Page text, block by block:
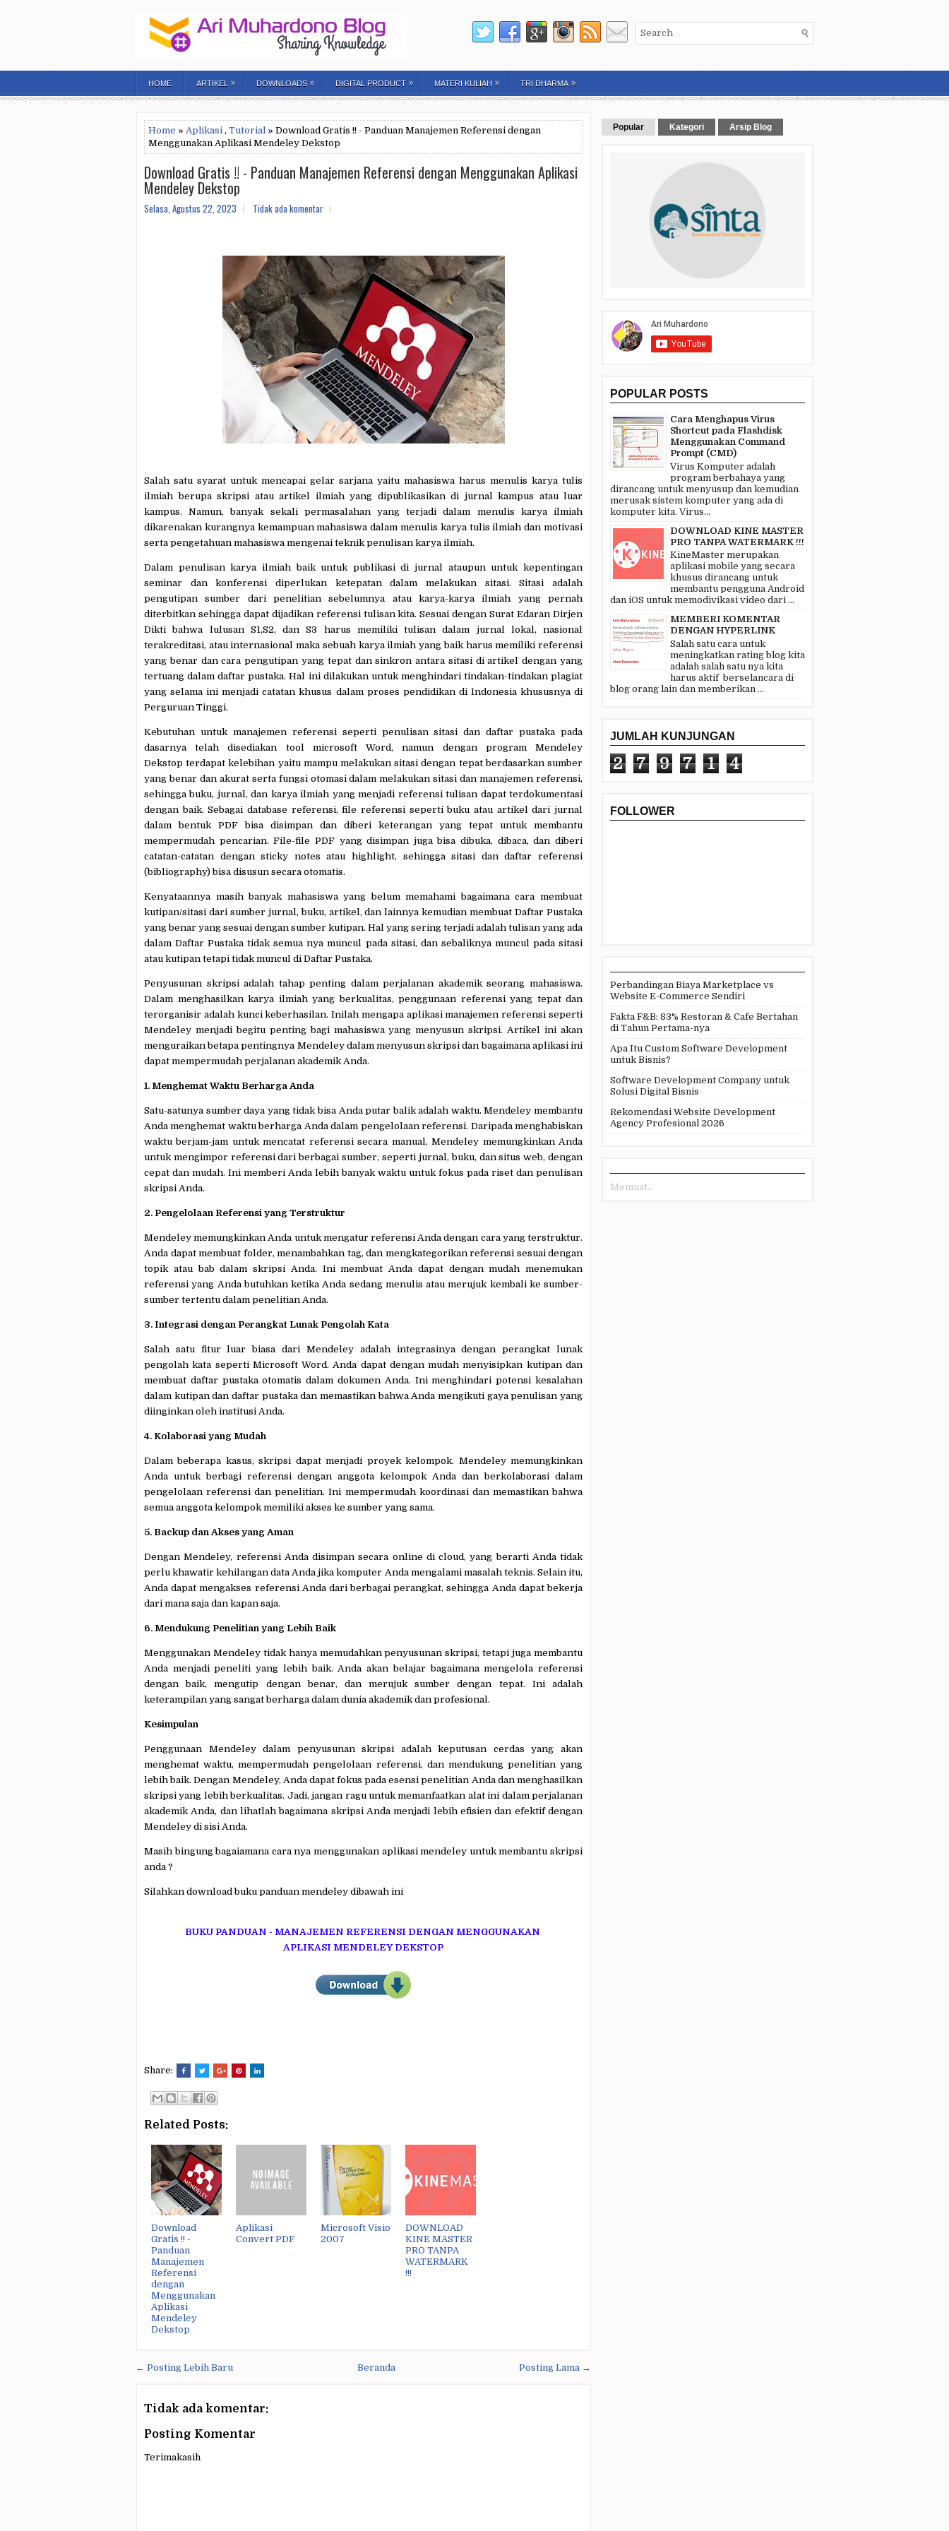
HOME ARTIKEL » DOWNLOADS » DIGITAL PRODUCT » MATERI KULIAH » TRI DHARMA »
Home » Aplikasi , Tutorial » Download Gratis !! - Panduan Manajemen Referensi dengan
Menggunakan Aplikasi Mendeley Dekstop
Download Gratis !! - Panduan Manajemen Referensi dengan Menggunakan Aplikasi
Mendeley Dekstop
Selasa, Agustus 22, 2023 Tidak ada komentar
Salah satu syarat untuk mencapai gelar sarjana yaitu mahasiswa harus menulis karya tulis
ilmiah berupa skripsi atau artikel ilmiah yang dipublikasikan di jurnal kampus atau luar
kampus. Namun, banyak sekali permasalahan yang terjadi dalam menulis karya ilmiah
dikarenakan kurangnya kemampuan mahasiswa dalam menulis karya tulis ilmiah dan motivasi
serta pengetahuan mahasiswa mengenai teknik penulisan karya ilmiah.
Dalam penulisan karya ilmiah baik untuk publikasi di jurnal ataupun untuk kepentingan
seminar dan konferensi diperlukan ketepatan dalam melakukan sitasi. Sitasi adalah
pengutipan sumber dari penelitian sebelumnya atau karya-karya ilmiah yang pernah
diterbitkan sehingga dapat dijadikan referensi tulisan kita. Sesuai dengan Surat Edaran Dirjen
Dikti bahwa lulusan S1,S2, dan S3 harus memiliki tulisan dalam jurnal lokal, nasional
terakreditasi, atau internasional maka sebuah karya ilmiah yang baik harus memiliki referensi
yang benar dan cara pengutipan yang tepat dan sinkron antara sitasi di artikel dengan yang
tertuang dalam daftar pustaka. Hal ini dilakukan untuk menghindari tindakan-tindakan plagiat
yang selama ini menjadi catatan khusus dalam proses pendidikan di Indonesia khususnya di
Perguruan Tinggi.
Kebutuhan untuk manajemen referensi seperti penulisan sitasi dan daftar pustaka pada
dasarnya telah disediakan tool microsoft Word, namun dengan program Mendeley
Dekstop terdapat kelebihan yaitu mampu melakukan sitasi dengan tepat berdasarkan sumber
yang benar dan akuratserta fungsi otomasi dalam melakukan sitasi dan manajemen referensi,
sehingga buku, jurnal, dan karya ilmiah yang menjadi referensi tulisan dapat terdokumentasi
dengan baik.Sebagai database referensi, file referensi seperti buku atau artikel dari jurnal
dalam bentuk PDF bisa disimpan dan diberi keterangan yang tepat untuk membantu
mempermudah pencarian. File-file PDF yang disimpan juga bisa dibuka, dibaca, dan diberi
catatan-catatan dengan sticky notes atau highlight, sehingga sitasi dan daftar referensi
(bibliography) bisa disusun secara otomatis.
Kenyataannya masih banyak mahasiswa yang belum memahami bagaimana cara membuat
kutipan/sitasi dari sumber jurnal, buku, artikel, dan lainnya kemudian membuat Daftar Pustaka
yang benar yang sesuai dengan sumber kutipan. Hal yang sering terjadi adalah tulisan yang ada
dalam Daftar Pustaka tidak semua nya muncul pada sitasi, dan sebaliknya muncul pada sitasi
atau kutipan tetapi tidak muncul di Daftar Pustaka.
Penyusunan skripsi adalah tahap penting dalam perjalanan akademik seorang mahasiswa.
Dalam menghasilkan karya ilmiah yang berkualitas, penggunaan referensi yang tepat dan
terorganisir adalah kunci keberhasilan. Inilah mengapa aplikasi manajemen referensi seperti
Mendeley menjadi begitu penting bagi mahasiswa yang menyusun skripsi. Artikel ini akan
menguraikan betapa pentingnya Mendeley dalam menyusun skripsi dan bagaimana aplikasi ini
dapat mempermudah perjalanan akademik Anda.
1. Menghemat Waktu Berharga Anda
Satu-satunya sumber daya yang tidak bisa Anda putar balik adalah waktu. Mendeley membantu
Anda menghemat waktu berharga Anda dalam pengelolaan referensi. Daripada menghabiskan
waktu berjam-jam untuk mencatat referensi secara manual, Mendeley memungkinkan Anda
untuk mengimpor referensi dari berbagai sumber, seperti jurnal, buku, dan situs web, dengan
cepat dan mudah. Ini memberi Anda lebih banyak waktu untuk fokus pada riset dan penulisan
skripsi Anda.
2. Pengelolaan Referensi yang Terstruktur
Mendeley memungkinkan Anda untuk mengatur referensi Anda dengan cara yang terstruktur.
Anda dapat membuat folder, menambahkan tag, dan mengkategorikan referensi sesuai dengan
topik atau bab dalam skripsi Anda. Ini membuat Anda dapat dengan mudah menemukan
referensi yang Anda butuhkan ketika Anda sedang menulis atau merujuk kembali ke sumber-
sumber tertentu dalam penelitian Anda.
3. Integrasi dengan Perangkat Lunak Pengolah Kata
Salah satu fitur luar biasa dari Mendeley adalah integrasinya dengan perangkat lunak
pengolah kata seperti Microsoft Word. Anda dapat dengan mudah menyisipkan kutipan dan
membuat daftar pustaka otomatis dalam dokumen Anda. Ini menghindari potensi kesalahan
dalam kutipan dan daftar pustaka dan memastikan bahwa Anda mengikuti gaya penulisan yang
diinginkan oleh institusi Anda.
4. Kolaborasi yang Mudah
Dalam beberapa kasus, skripsi dapat menjadi proyek kelompok. Mendeley memungkinkan
Anda untuk berbagi referensi dengan anggota kelompok Anda dan berkolaborasi dalam
pengelolaan referensi dan penelitian. Ini mempermudah koordinasi dan memastikan bahwa
semua anggota kelompok memiliki akses ke sumber yang sama.
5. Backup dan Akses yang Aman
Dengan Mendeley, referensi Anda disimpan secara online di cloud, yang berarti Anda tidak
perlu khawatir kehilangan data Anda jika komputer Anda mengalami masalah teknis. Selain itu,
Anda dapat mengakses referensi Anda dari berbagai perangkat, sehingga Anda dapat bekerja
dari mana saja dan kapan saja.
6. Mendukung Penelitian yang Lebih Baik
Menggunakan Mendeley tidak hanya memudahkan penyusunan skripsi, tetapi juga membantu
Anda menjadi peneliti yang lebih baik. Anda akan belajar bagaimana mengelola referensi
dengan baik, mengutip dengan benar, dan merujuk sumber dengan tepat. Ini adalah
keterampilan yang sangat berharga dalam dunia akademik dan profesional.
Kesimpulan
Penggunaan Mendeley dalam penyusunan skripsi adalah keputusan cerdas yang akan
menghemat waktu, mempermudah pengelolaan referensi, dan mendukung penelitian yang
lebih baik. Dengan Mendeley, Anda dapat fokus pada esensi penelitian Anda dan menghasilkan
skripsi yang lebih berkualitas. Jadi, jangan ragu untuk memanfaatkan alat ini dalam perjalanan
akademik Anda, dan lihatlah bagaimana skripsi Anda menjadi lebih efisien dan efektif dengan
Mendeley di sisi Anda.
Masih bingung bagaiamana cara nya menggunakan aplikasi mendeley untuk membantu skripsi
anda ?
Silahkan download buku panduan mendeley dibawah ini
BUKU PANDUAN - MANAJEMEN REFERENSI DENGAN MENGGUNAKAN
APLIKASI MENDELEY DEKSTOP
Share:
Related Posts:
Download
Gratis !! -
Panduan
Manajemen
Referensi
dengan
Menggunakan
Aplikasi
Mendeley
Dekstop
Aplikasi
Convert PDF
Microsoft Visio
2007
DOWNLOAD
KINE MASTER
PRO TANPA
WATERMARK
!!!
← Posting Lebih Baru Posting Lama →
Beranda
Tidak ada komentar:
Posting Komentar
Terimakasih
Popular Kategori Arsip Blog
POPULAR POSTS
Cara Menghapus Virus
Shortcut pada Flashdisk
Menggunakan Command
Prompt (CMD)
Virus Komputer adalah
program berbahaya yang
dirancang untuk menyusup dan kemudian
merusak sistem komputer yang ada di
komputer kita. Virus...
DOWNLOAD KINE MASTER
PRO TANPA WATERMARK !!!
KineMaster merupakan
aplikasi mobile yang secara
khusus dirancang untuk
membantu pengguna Android
dan iOS untuk memodivikasi video dari ...
MEMBERI KOMENTAR
DENGAN HYPERLINK
Salah satu cara untuk
meningkatkan rating blog kita
adalah salah satu nya kita
harus aktif berselancara di
blog orang lain dan memberikan ...
JUMLAH KUNJUNGAN
2 7 9 7 1 4
FOLLOWER
Perbandingan Biaya Marketplace vs
Website E-Commerce Sendiri
Fakta F&B: 83% Restoran & Cafe Bertahan
di Tahun Pertama-nya
Apa Itu Custom Software Development
untuk Bisnis?
Software Development Company untuk
Solusi Digital Bisnis
Rekomendasi Website Development
Agency Profesional 2026
Memuat...